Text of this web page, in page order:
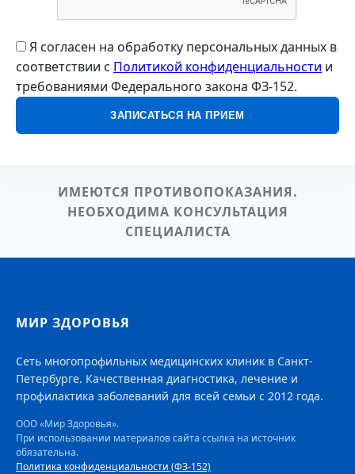
Я согласен на обработку персональных данных в
соответствии с Политикой конфиденциальности и
требованиями Федерального закона ФЗ-152.
ЗАПИСАТЬСЯ НА ПРИЕМ
ИМЕЮТСЯ ПРОТИВОПОКАЗАНИЯ.
НЕОБХОДИМА КОНСУЛЬТАЦИЯ
СПЕЦИАЛИСТА
МИР ЗДОРОВЬЯ
Сеть многопрофильных медицинских клиник в Санкт-
Петербурге. Качественная диагностика, лечение и
профилактика заболеваний для всей семьи с 2012 года.
ООО «Мир Здоровья».
При использовании материалов сайта ссылка на источник
обязательна.
Политика конфиденциальности (ФЗ-152)